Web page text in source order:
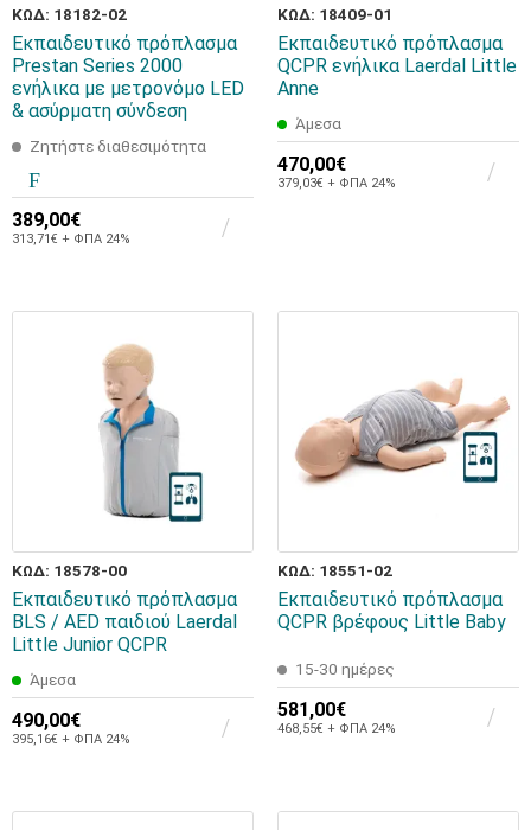
ΚΩΔ: 18182-02
Εκπαιδευτικό πρόπλασμα
Prestan Series 2000
ενήλικα με μετρονόμο LED
& ασύρματη σύνδεση
Ζητήστε διαθεσιμότητα
389,00€
313,71€ + ΦΠΑ 24%
ΚΩΔ: 18409-01
Εκπαιδευτικό πρόπλασμα
QCPR ενήλικα Laerdal Little
Anne
Άμεσα
470,00€
379,03€ + ΦΠΑ 24%
ΚΩΔ: 18578-00
Εκπαιδευτικό πρόπλασμα
BLS / AED παιδιού Laerdal
Little Junior QCPR
Άμεσα
490,00€
395,16€ + ΦΠΑ 24%
ΚΩΔ: 18551-02
Εκπαιδευτικό πρόπλασμα
QCPR βρέφους Little Baby
15-30 ημέρες
581,00€
468,55€ + ΦΠΑ 24%